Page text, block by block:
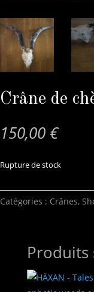
Crâne de
150,00 €
Rupture de stock
Catégories : Crânes,
Produits